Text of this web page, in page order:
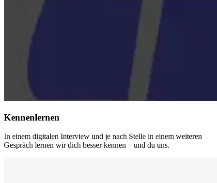
Kennenlernen
In einem digitalen Interview und je nach Stelle in einem weiteren
Gespräch lernen wir dich besser kennen – und du uns.